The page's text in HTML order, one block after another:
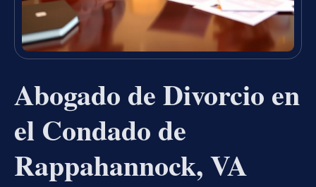
Abogado de Divorcio en
el Condado de
Rappahannock, VA